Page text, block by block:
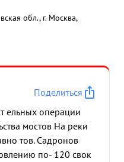
обл., г. Москва,
Поделиться
ельных операции
мостов На реки
тов. Садронов
по- 120 свок